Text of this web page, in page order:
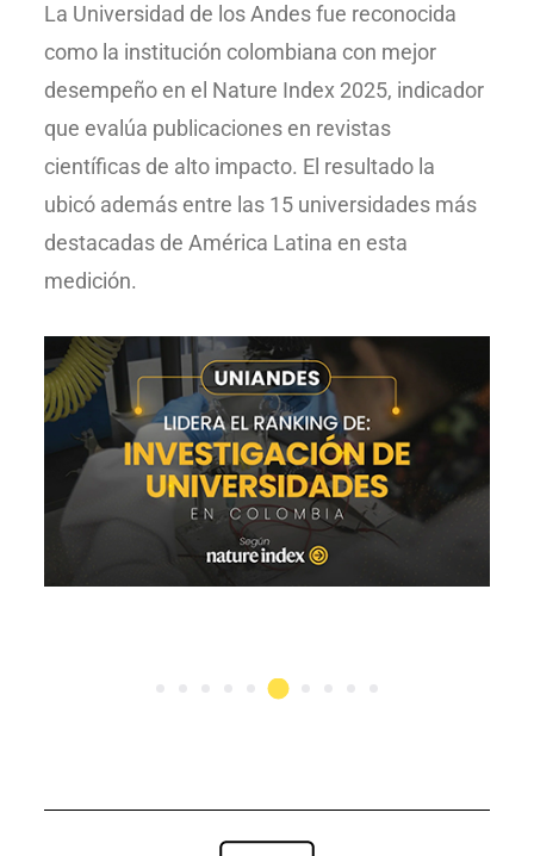
La Universidad de los Andes fue reconocida
como la institución colombiana con mejor
desempeño en el Nature Index 2025, indicador
que evalúa publicaciones en revistas
científicas de alto impacto. El resultado la
ubicó además entre las 15 universidades más
destacadas de América Latina en esta
medición.